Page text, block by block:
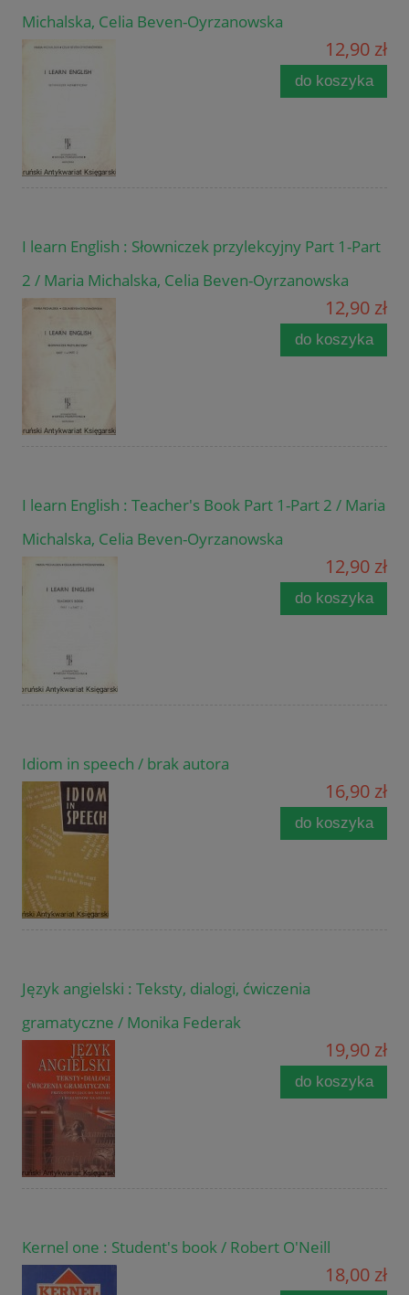
Michalska, Celia Beven-Oyrzanowska
12,90 zł
do koszyka
I learn English : Słowniczek przylekcyjny Part 1-Part
2 / Maria Michalska, Celia Beven-Oyrzanowska
12,90 zł
do koszyka
I learn English : Teacher's Book Part 1-Part 2 / Maria
Michalska, Celia Beven-Oyrzanowska
12,90 zł
do koszyka
Idiom in speech / brak autora
16,90 zł
do koszyka
Język angielski : Teksty, dialogi, ćwiczenia
gramatyczne / Monika Federak
19,90 zł
do koszyka
Kernel one : Student's book / Robert O'Neill
18,00 zł